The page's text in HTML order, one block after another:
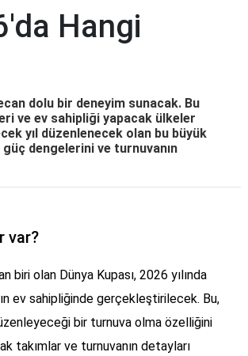
Hangi
dolu bir deneyim sunacak. Bu
ve ev sahipliği yapacak ülkeler
yıl düzenlenecek olan bu büyük
dengelerini ve turnuvanın
var?
biri olan Dünya Kupası, 2026 yılında
ev sahipliğinde gerçekleştirilecek. Bu,
bir turnuva olma özelliğini
takımlar ve turnuvanın detayları